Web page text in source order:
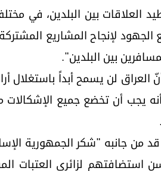
العلاقات بين البلدين، في
لإنجاح المشاريع
بين البلدين".
العراق لن يسمح أبداً باستغلال
يجب أن تخضع جميع الإشكالات
من جانبه "شكر الجمهورية
استضافتهم لزائري العتبات